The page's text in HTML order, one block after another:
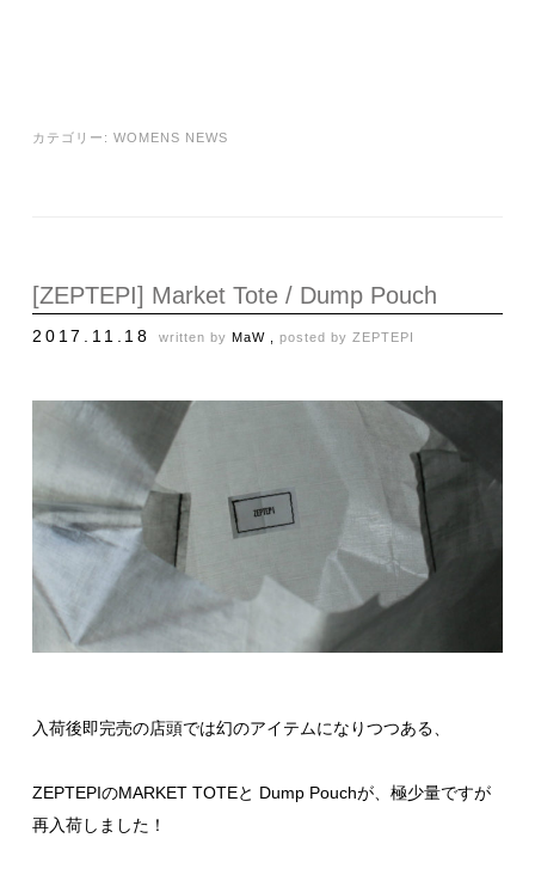
カテゴリー: WOMENS NEWS
[ZEPTEPI] Market Tote / Dump Pouch
2017.11.18 written by MaW , posted by ZEPTEPI
入荷後即完売の店頭では幻のアイテムになりつつある、
ZEPTEPIのMARKET TOTEと Dump Pouchが、極少量ですが
再入荷しました！